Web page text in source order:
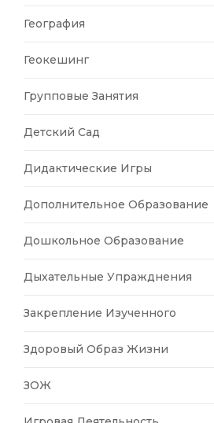
География
Геокешинг
Групповые Занятия
Детский Сад
Дидактические Игры
Дополнительное Образование
Дошкольное Образование
Дыхательные Упражднения
Закрепление Изученного
Здоровый Образ Жизни
ЗОЖ